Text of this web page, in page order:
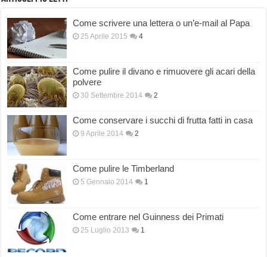
Come scrivere una lettera o un’e-mail al Papa
25 Aprile 2015 4
Come pulire il divano e rimuovere gli acari della
polvere
30 Settembre 2014 2
Come conservare i succhi di frutta fatti in casa
9 Aprile 2014 2
Come pulire le Timberland
5 Gennaio 2014 1
Come entrare nel Guinness dei Primati
25 Luglio 2013 1